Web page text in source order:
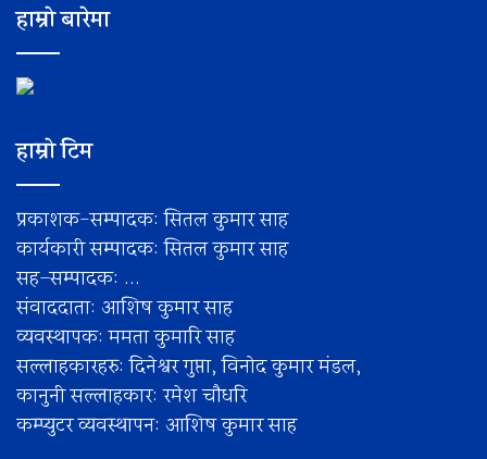
हाम्रो बारेमा
हाम्रो टिम
प्रकाशक-सम्पादक: सितल कुमार साह
कार्यकारी सम्पादक: सितल कुमार साह
सह–सम्पादक: ...
संवाददाता: आशिष कुमार साह
व्यवस्थापक: ममता कुमारि साह
सल्लाहकारहरु: दिनेश्वर गुप्ता, विनोद कुमार मंडल,
कानुनी सल्लाहकार: रमेश चाैधरि
कम्प्युटर व्यवस्थापन: आशिष कुमार साह